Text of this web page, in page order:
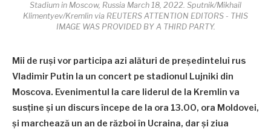
Stadium in Moscow, Russia March 18, 2022. Sputnik/Mikhail
Klimentyev/Kremlin via REUTERS ATTENTION EDITORS - THIS
IMAGE WAS PROVIDED BY A THIRD PARTY.
Mii de ruşi vor participa azi alături de președintelui rus
Vladimir Putin la un concert pe stadionul Lujniki din
Moscova. Evenimentul la care liderul de la Kremlin va
susţine şi un discurs începe de la ora 13.00, ora Moldovei,
şi marchează un an de război în Ucraina, dar şi ziua